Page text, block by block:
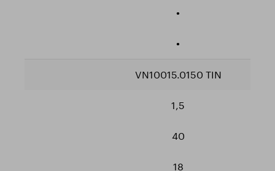
•
•
VN10015.0150 TIN
1,5
40
18